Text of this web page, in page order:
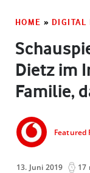
HOME » DIGITAL
Dietz im
Familie,
Featured
13. Juni 2019 17